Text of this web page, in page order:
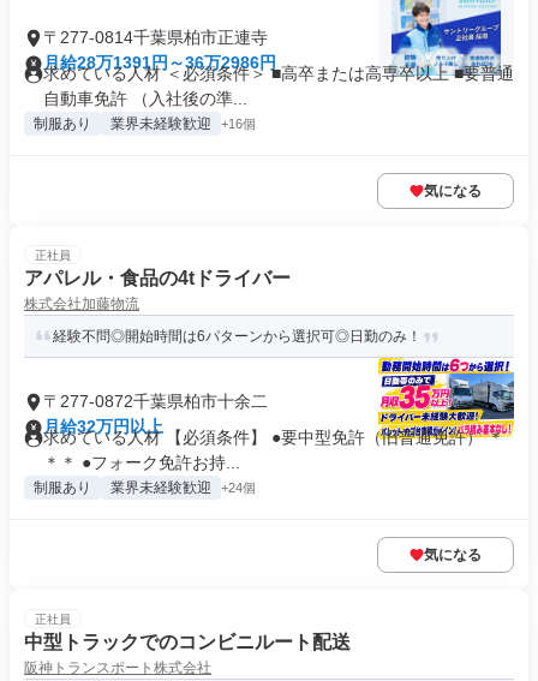
〒277-0814千葉県柏市正連寺
月給28万1391円～36万2986円
求めている人材 ＜必須条件＞ ■高卒または高専卒以上 ■要普通
自動車免許 （入社後の準...
制服あり 業界未経験歓迎 +16個
気になる
正社員
アパレル・食品の4tドライバー
株式会社加藤物流
経験不問◎開始時間は6パターンから選択可◎日勤のみ！
〒277-0872千葉県柏市十余二
月給32万円以上
求めている人材 【必須条件】 ●要中型免許（旧普通免許） ＊
＊＊ ●フォーク免許お持...
制服あり 業界未経験歓迎 +24個
気になる
正社員
中型トラックでのコンビニルート配送
阪神トランスポート株式会社